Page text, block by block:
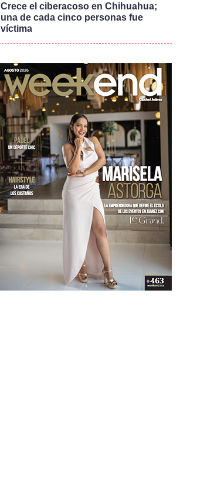
Crece el ciberacoso en Chihuahua;
una de cada cinco personas fue
víctima